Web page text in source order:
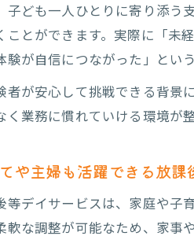
子ども一人ひとりに寄り添う
ことができます。実際に「未
験が自信につながった」とい
者が安心して挑戦できる背景
く業務に慣れていける環境が整
や主婦も活躍できる放
等デイサービスは、家庭や子
軟な調整が可能なため、家事